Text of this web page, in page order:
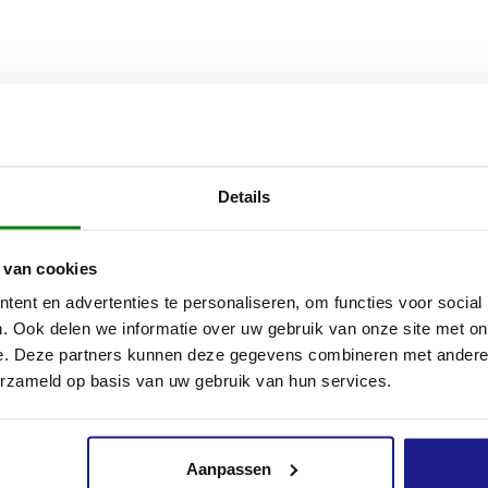
Details
cookies
en advertenties te personaliseren, om functies voor
Ook delen we informatie over uw gebruik van onze site met
Deze partners kunnen deze gegevens combineren met
op basis van uw gebruik van hun services.
Aanpassen